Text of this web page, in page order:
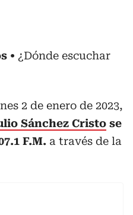
¿Dónde escuchar
2 de enero de 2023,
Sánchez Cristo se
F.M. a través de la